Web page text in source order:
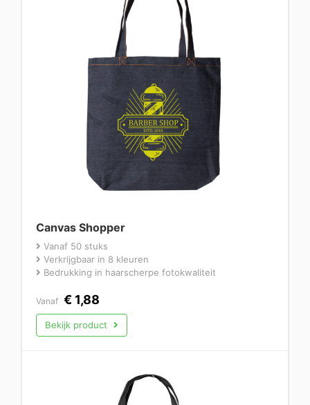
Canvas Shopper
Vanaf 50 stuks
Verkrijgbaar in 8 kleuren
Bedrukking in haarscherpe fotokwaliteit
Vanaf € 1,88
Bekijk product